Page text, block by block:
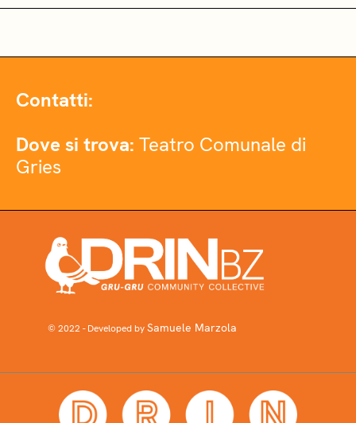
Contatti:
Dove si trova: Teatro Comunale di
Gries
© 2022 - Developed bySamuele Marzola